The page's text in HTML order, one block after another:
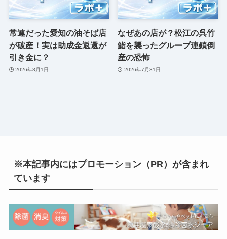
常連だった愛知の油そば店
が破産！実は助成金返還が
引き金に？
2026年8月1日
なぜあの店が？松江の呉竹
鮨を襲ったグループ連鎖倒
産の恐怖
2026年7月31日
※本記事内にはプロモーション（PR）が含まれ
ています